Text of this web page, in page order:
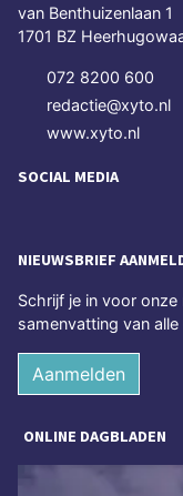
van Benthuizenlaan 1
1701 BZ
072 8200 600
redactie@xyto.nl
www.xyto.nl
SOCIAL MEDIA
NIEUWSBRIEF
Schrijf je in voor
samenvatting van
Aanmelden
ONLINE DAGBLADEN